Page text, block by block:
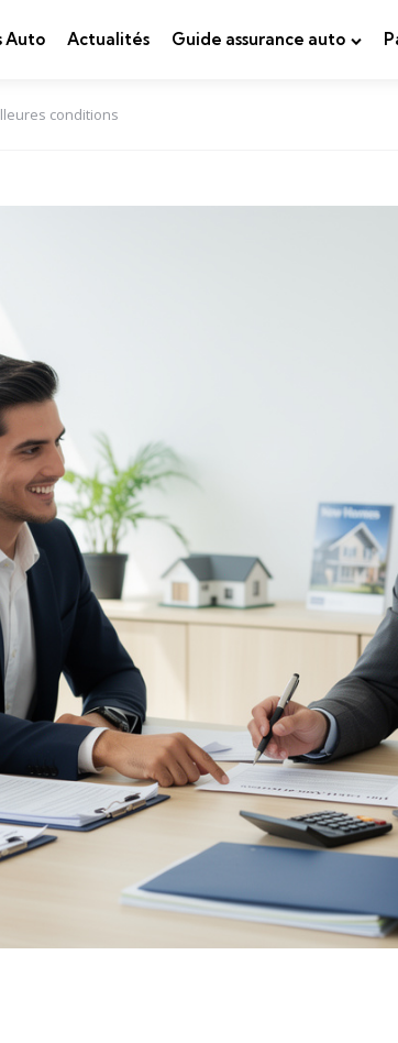
Auto Actualités Guide assurance auto
conditions